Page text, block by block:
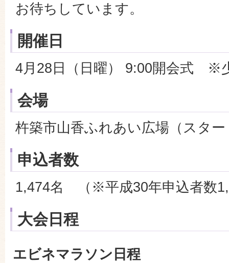
お待ちしています。
開催日
4月28日（日曜） 9:00開会式 ※
会場
杵築市山香ふれあい広場（スタ
申込者数
1,474名 （※平成30年申込者
大会日程
エビネマラソン日程